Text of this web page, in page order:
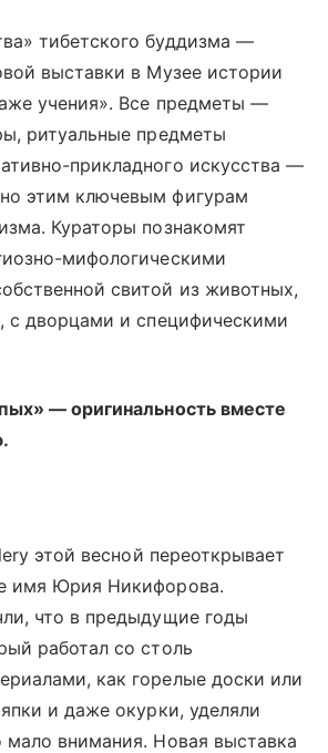
тибетского буддизма —
выставки в Музее истории
учения». Все предметы —
ритуальные предметы
прикладного искусства —
этим ключевым фигурам
Кураторы познакомят
мифологическими
свитой из животных,
с дворцами и специфическими
— оригинальность вместе
этой весной переоткрывает
имя Юрия Никифорова.
что в предыдущие годы
работал со столь
как горелые доски или
и даже окурки, уделяли
мало внимания. Новая выставка